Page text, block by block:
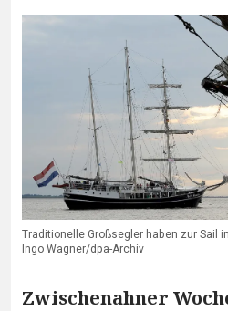
Traditionelle Großsegler haben zur Sail
Ingo Wagner/dpa-Archiv
Zwischenahner